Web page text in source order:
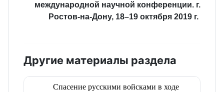
международной научной конференции. г.
Ростов-на-Дону, 18–19 октября 2019 г.
Другие материалы раздела
Спасение русскими войсками в ходе